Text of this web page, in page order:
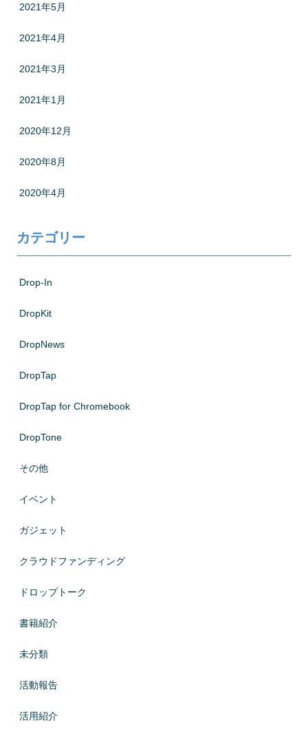
2021年5月
2021年4月
2021年3月
2021年1月
2020年12月
2020年8月
2020年4月
カテゴリー
Drop-In
DropKit
DropNews
DropTap
DropTap for Chromebook
DropTone
その他
イベント
ガジェット
クラウドファンディング
ドロップトーク
書籍紹介
未分類
活動報告
活用紹介